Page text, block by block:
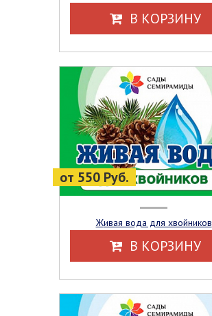
В КОРЗИНУ
от 550 Руб.
Живая вода для хвойников
В КОРЗИНУ